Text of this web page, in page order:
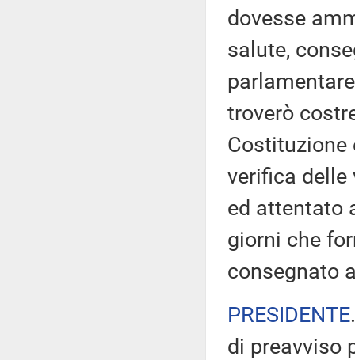
dovesse
salute,
troverò
Costituzione
verifica
ed attentato
giorni che
consegnato
PRESIDENTE
di preavviso